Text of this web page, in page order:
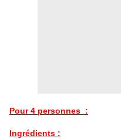
Pour 4 personnes :
Ingrédients :